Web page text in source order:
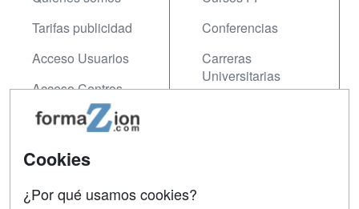
Tarifas publicidad
Acceso Usuarios
Acceso Centros
Conferencias
Carreras
Universitarias
Contactar
Cookies
¿Por qué usamos cookies?